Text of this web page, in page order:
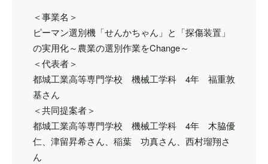
＜事業名＞
ピーマン選別機「せんかちゃん」と「探傷装置」
の実用化～農業の選別作業をChange～
＜代表者＞
都城工業高等専門学校 機械工学科 4年 福重敦
基さん
＜共同提案者＞
都城工業高等専門学校 機械工学科 4年 木脇優
仁、津留昇希さん、稲葉 功真さん、西村瑠翔さ
ん